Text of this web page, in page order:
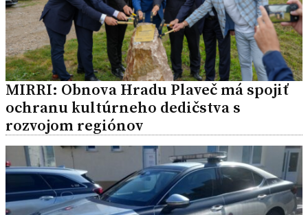
MIRRI: Obnova Hradu Plaveč má spojiť
ochranu kultúrneho dedičstva s
rozvojom regiónov